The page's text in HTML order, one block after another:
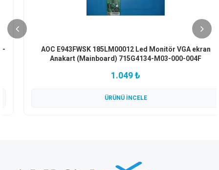
AOC E943FWSK 185LM00012 Led Monitör VGA ekran
Anakart (Mainboard) 715G4134-M03-000-004F
1.049 ₺
ÜRÜNÜ İNCELE